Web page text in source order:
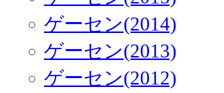
ゲーセン(2014)
ゲーセン(2013)
ゲーセン(2012)